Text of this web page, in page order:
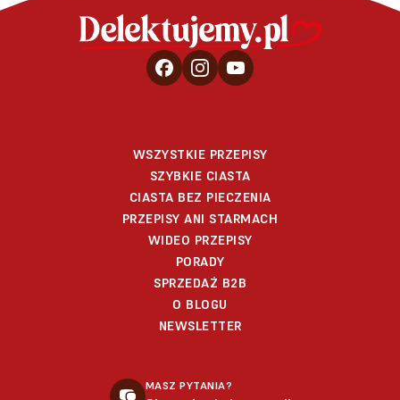
WSZYSTKIE PRZEPISY
SZYBKIE CIASTA
CIASTA BEZ PIECZENIA
PRZEPISY ANI STARMACH
WIDEO PRZEPISY
PORADY
SPRZEDAŻ B2B
O BLOGU
NEWSLETTER
MASZ PYTANIA?